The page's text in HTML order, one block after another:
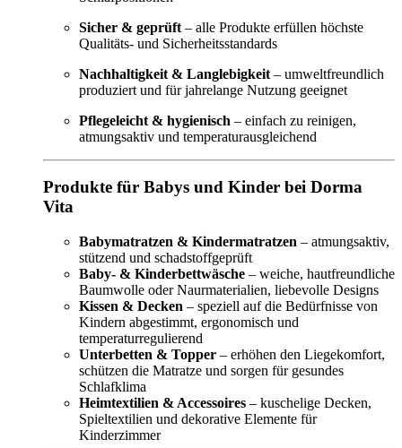
Sicher & geprüft – alle Produkte erfüllen höchste
Qualitäts- und Sicherheitsstandards
Nachhaltigkeit & Langlebigkeit – umweltfreundlich
produziert und für jahrelange Nutzung geeignet
Pflegeleicht & hygienisch – einfach zu reinigen,
atmungsaktiv und temperaturausgleichend
Produkte für Babys und Kinder bei Dorma
Vita
Babymatratzen & Kindermatratzen – atmungsaktiv,
stützend und schadstoffgeprüft
Baby- & Kinderbettwäsche – weiche, hautfreundliche
Baumwolle oder Naurmaterialien, liebevolle Designs
Kissen & Decken – speziell auf die Bedürfnisse von
Kindern abgestimmt, ergonomisch und
temperaturregulierend
Unterbetten & Topper – erhöhen den Liegekomfort,
schützen die Matratze und sorgen für gesundes
Schlafklima
Heimtextilien & Accessoires – kuschelige Decken,
Spieltextilien und dekorative Elemente für
Kinderzimmer